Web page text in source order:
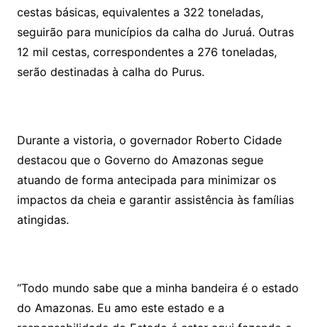
cestas básicas, equivalentes a 322 toneladas,
seguirão para municípios da calha do Juruá. Outras
12 mil cestas, correspondentes a 276 toneladas,
serão destinadas à calha do Purus.
Durante a vistoria, o governador Roberto Cidade
destacou que o Governo do Amazonas segue
atuando de forma antecipada para minimizar os
impactos da cheia e garantir assistência às famílias
atingidas.
“Todo mundo sabe que a minha bandeira é o estado
do Amazonas. Eu amo este estado e a